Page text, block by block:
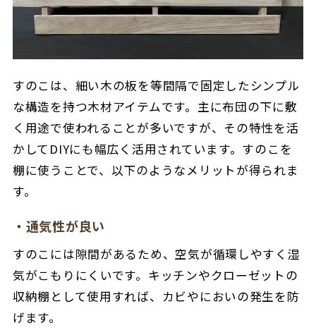
すのこは、細い木の板を等間隔で固定したシンプル
な構造を持つ木材アイテムです。主に布団の下に敷
く用途で使われることが多いですが、その特性を活
かしてDIYにも幅広く活用されています。すのこを
棚に使うことで、以下のようなメリットが得られま
す。
・通気性が良い
すのこには隙間があるため、空気が循環しやすく湿
気がこもりにくいです。キッチンやクローゼットの
収納棚として使用すれば、カビやにおいの発生を防
げます。